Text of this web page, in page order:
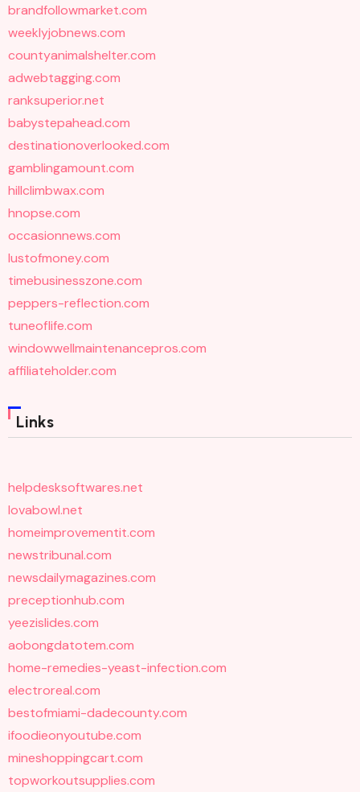
brandfollowmarket.com
weeklyjobnews.com
countyanimalshelter.com
adwebtagging.com
ranksuperior.net
babystepahead.com
destinationoverlooked.com
gamblingamount.com
hillclimbwax.com
hnopse.com
occasionnews.com
lustofmoney.com
timebusinesszone.com
peppers-reflection.com
tuneoflife.com
windowwellmaintenancepros.com
affiliateholder.com
Links
helpdesksoftwares.net
lovabowl.net
homeimprovementit.com
newstribunal.com
newsdailymagazines.com
preceptionhub.com
yeezislides.com
aobongdatotem.com
home-remedies-yeast-infection.com
electroreal.com
bestofmiami-dadecounty.com
ifoodieonyoutube.com
mineshoppingcart.com
topworkoutsupplies.com